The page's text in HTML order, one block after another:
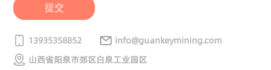
提交
13935358852
info@guankeymining.com
山西省阳泉市郊区白泉工业园区